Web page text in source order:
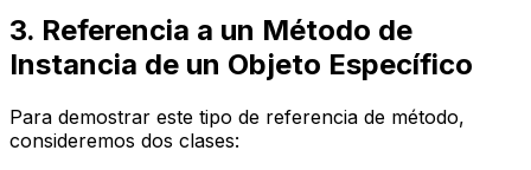
3. Referencia a un Método de
Instancia de un Objeto Específico
Para demostrar este tipo de referencia de método,
consideremos dos clases: